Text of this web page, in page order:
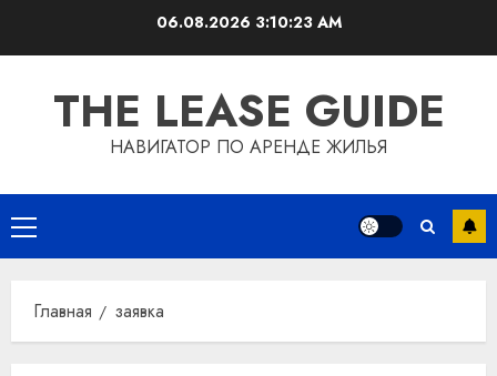
06.08.2026 3:10:24 AM
THE LEASE GUIDE
НАВИГАТОР ПО АРЕНДЕ ЖИЛЬЯ
Основное
меню
Главная заявка